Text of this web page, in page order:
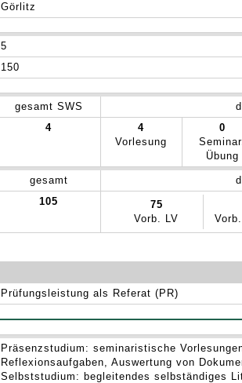
Görlitz
5
150
gesamt SWS
4
4
Vorlesung
0
Übung
gesamt
105
75
Vorb. LV
Prüfungsleistung als Referat (PR)
Präsenzstudium: seminaristische
Reflexionsaufgaben, Auswertung von
Selbststudium: begleitendes selbständiges